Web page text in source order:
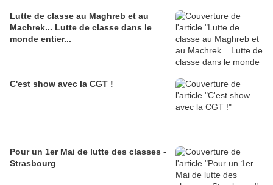
Lutte de classe au Maghreb et au
Machrek... Lutte de classe dans le
monde entier...
C'est show avec la CGT !
Pour un 1er Mai de lutte des classes -
Strasbourg